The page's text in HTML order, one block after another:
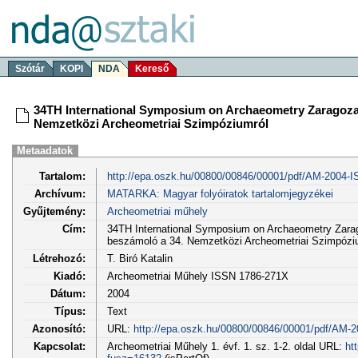
Szótár KOPI NDA Kereső
34TH International Symposium on Archaeometry
Nemzetközi Archeometriai Szimpóziumról
Metaadatok
Tartalom:
http://epa.oszk.hu/00800/00846/00001/pdf/AM-2004-
Archívum:
MATARKA: Magyar folyóiratok tartalomjegyzékei
Gyűjtemény:
Archeometriai műhely
Cím:
34TH International Symposium on Archaeometry
beszámoló a 34. Nemzetközi Archeometriai
Létrehozó:
T. Biró Katalin
Kiadó:
Archeometriai Műhely ISSN 1786-271X
Dátum:
2004
Típus:
Text
Azonosító:
URL: http://epa.oszk.hu/00800/00846/00001/pdf/AM-
Kapcsolat:
Archeometriai Műhely 1. évf. 1. sz. 1-2. oldal URL: